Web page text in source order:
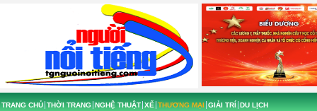
TRANG CHỦ THỜI TRANG NGHỆ THUẬT XẾ THƯƠNG MẠI GIẢI TRÍ DU LỊCH